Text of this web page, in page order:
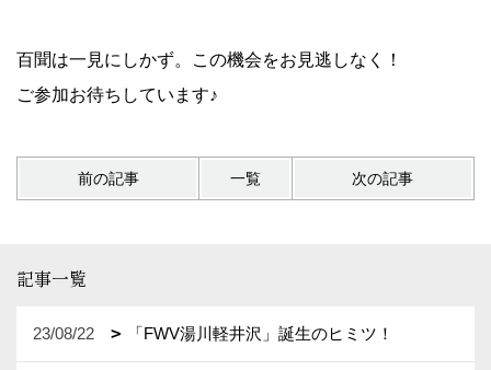
百聞は一見にしかず。この機会をお見逃しなく！
ご参加お待ちしています♪
前の記事 一覧 次の記事
記事一覧
23/08/22 「FWV湯川軽井沢」誕生のヒミツ！